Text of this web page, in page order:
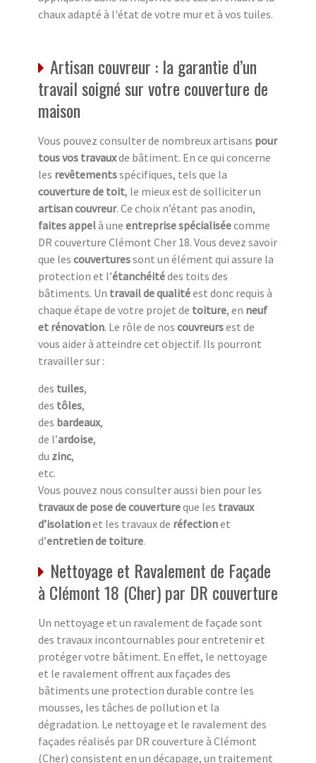
chaux adapté à l'état de votre mur et à vos tuiles.
Artisan couvreur : la garantie d’un
travail soigné sur votre couverture de
maison
Vous pouvez consulter de nombreux artisans pour
tous vos travauxde bâtiment. En ce qui concerne
les revêtementsspécifiques, tels que la
couverture de toit, le mieux est de solliciter un
artisan couvreur. Ce choix n’étant pas anodin,
faites appelà une entreprise spécialiséecomme
DR couverture Clémont Cher 18. Vous devez savoir
que les couverturessont un élément qui assure la
protection et l’étanchéitédes toits des
bâtiments. Un travail de qualitéest donc requis à
chaque étape de votre projet de toiture, en neuf
et rénovation. Le rôle de nos couvreursest de
vous aider à atteindre cet objectif. Ils pourront
travailler sur :
des tuiles,
des tôles,
des bardeaux,
de l’ardoise,
du zinc,
etc.
Vous pouvez nous consulter aussi bien pour les
travaux de pose de couvertureque les travaux
d’isolationet les travaux de réfectionet
d’entretien de toiture.
Nettoyage et Ravalement de Façade
à Clémont 18 (Cher) par DR couverture
Un nettoyage et un ravalement de façade sont
des travaux incontournables pour entretenir et
protéger votre bâtiment. En effet, le nettoyage
et le ravalement offrent aux façades des
bâtiments une protection durable contre les
mousses, les tâches de pollution et la
dégradation. Le nettoyage et le ravalement des
façades réalisés par DR couverture à Clémont
(Cher) consistent en un décapage, un traitement